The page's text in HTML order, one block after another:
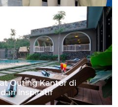
Outing Kantor di
Inspiratif